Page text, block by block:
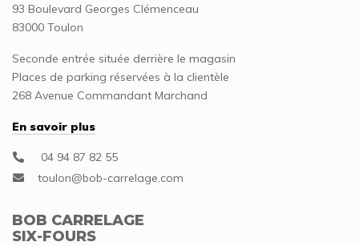
93 Boulevard Georges Clémenceau
83000 Toulon
Seconde entrée située derrière le magasin
Places de parking réservées à la clientèle
268 Avenue Commandant Marchand
En savoir plus
04 94 87 82 55
BOB CARRELAGE
SIX-FOURS